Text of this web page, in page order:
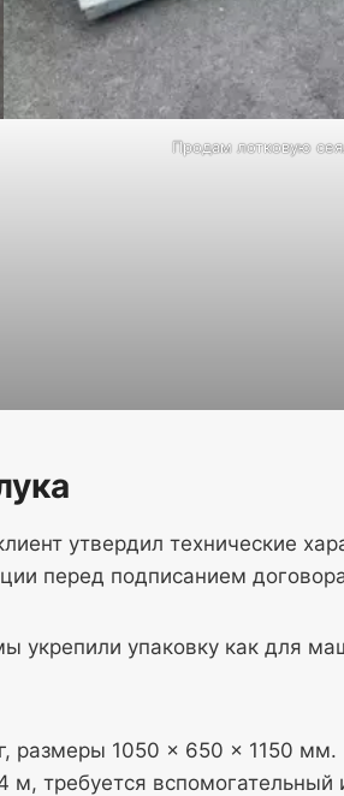
Продам лотковую
утвердил технические
перед подписанием
укрепили упаковку как для
размеры 1050 × 650 × 1150 мм.
м, требуется